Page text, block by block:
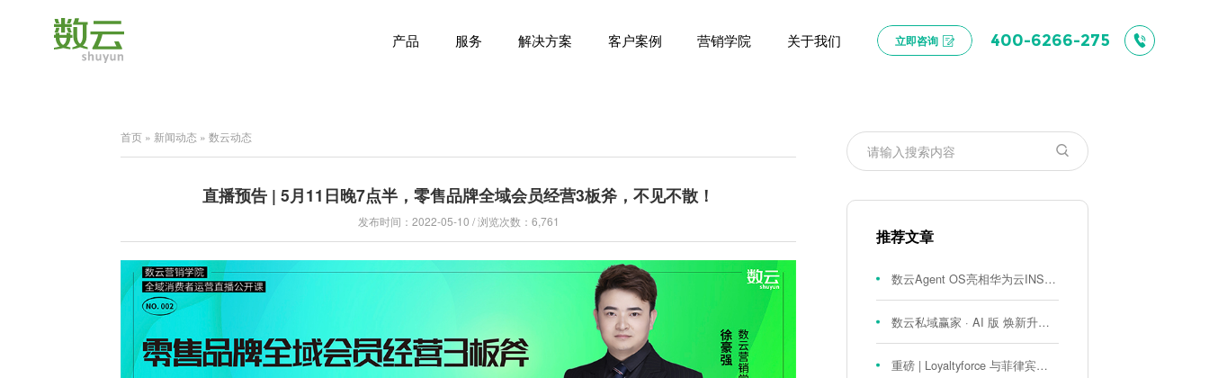
产品 服务 解决方案 客户案例 营销学院 关于我们 立即咨询 400-6266-275
首页 » 新闻动态 »数云动态
直播预告 | 5月11日晚7点半，零售品牌全域会员经营3板斧，不见不散！
发布时间：2022-05-10 / 浏览次数：6,761
推荐文章
数云Agent OS亮相华为云INSPIRE创想者大会：以AI重构消费者运营与零售营销新范式
数云私域赢家 · AI 版 焕新升级！
重磅 | Loyaltyforce 与菲律宾零售巨头 SM 集团达成战略合作，携手开启 SMAC 会员数智化运营新征程